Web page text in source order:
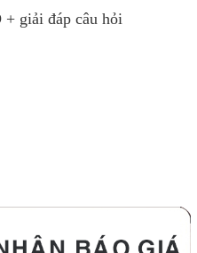
giải đáp câu hỏi